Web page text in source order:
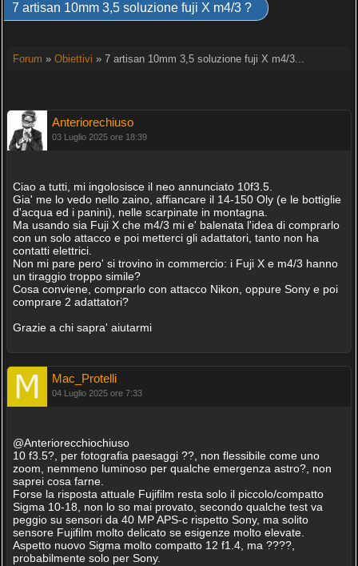
7 artisan 10mm 3,5 soluzione fuji X m4/3 ?
Forum » Obiettivi » 7 artisan 10mm 3,5 soluzione fuji X m4/3...
Anteriorechiuso
03 Luglio 2025 ore 18:39
Ciao a tutti, mi ingolosisce il neo annunciato 10f3.5.
Gia' me lo vedo nello zaino, affiancare il 14-150 Oly (e le bottiglie
d'acqua ed i panini), nelle scarpinate in montagna.
Ma usando sia Fuji X che m4/3 mi e' balenata l'idea di comprarlo
con un solo attacco e poi metterci gli adattatori, tanto non ha
contatti elettrici.
Non mi pare pero' si trovino in commercio: i Fuji X e m4/3 hanno
un tiraggio troppo simile?
Cosa conviene, comprarlo con attacco Nikon, oppure Sony e poi
comprare 2 adattatori?
Grazie a chi sapra' aiutarmi
Mac_Protelli
04 Luglio 2025 ore 7:33
@Anteriorecchiochiuso
10 f3.5?, per fotografia paesaggi ??, non flessibile come uno
zoom, nemmeno luminoso per qualche emergenza astro?, non
saprei cosa farne.
Forse la risposta attuale Fujifilm resta solo il piccolo/compatto
Sigma 10-18, non lo so mai provato, secondo qualche test va
peggio su sensori da 40 MP APS-c rispetto Sony, ma solito
sensore Fujifilm molto delicato se esigenze molto elevate.
Aspetto nuovo Sigma molto compatto 12 f1.4, ma ????,
probabilmente solo per Sony.